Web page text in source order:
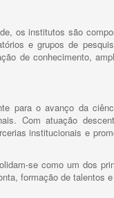
os institutos são
e grupos de
de conhecimento,
para o avanço da
Com atuação
institucionais e
se como um dos
formação de talentos